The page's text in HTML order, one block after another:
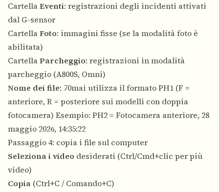
CartellaEventi: registrazioni degli incidenti attivati
dal G-sensor
CartellaFoto: immagini fisse (se la modalità foto è
abilitata)
CartellaParcheggio: registrazioni in modalità
parcheggio (A800S, Omni)
Nome dei file: 70mai utilizza il formato PH1 (F =
anteriore, R = posteriore sui modelli con doppia
fotocamera) Esempio: PH2 = Fotocamera anteriore, 28
maggio 2026, 14:35:22
Passaggio 4: copia i file sul computer
Seleziona i video desiderati (Ctrl/Cmd+clic per più
video)
Copia (Ctrl+C / Comando+C)